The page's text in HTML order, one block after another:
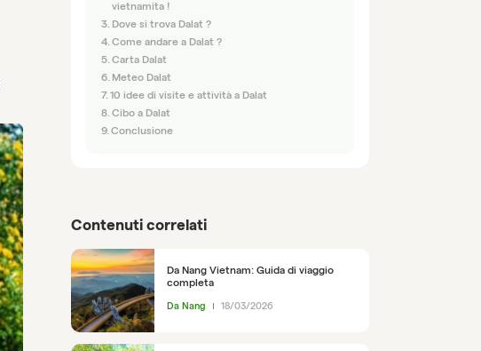
vietnamita !
Dove si trova Dalat ?
Come andare a Dalat ?
Carta Dalat
Meteo Dalat
10 idee di visite e attività a Dalat
Cibo a Dalat
Conclusione
Contenuti correlati
Da Nang Vietnam: Guida di viaggio
completa
Da Nang 18/03/2026